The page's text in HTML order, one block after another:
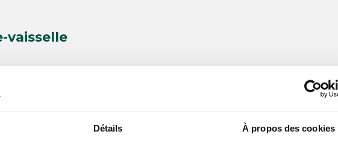
Détails À propos des cookies
vaisselle
tenaces
aux cycles intensifs